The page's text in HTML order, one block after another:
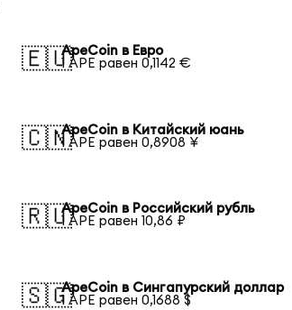
🇪🇺ApeCoin в Евро
1 APE равен 0,1142 €
🇨🇳ApeCoin в Китайский юань
1 APE равен 0,8908 ¥
🇷🇺ApeCoin в Российский рубль
1 APE равен 10,86 ₽
🇸🇬ApeCoin в Сингапурский доллар
1 APE равен 0,1688 $